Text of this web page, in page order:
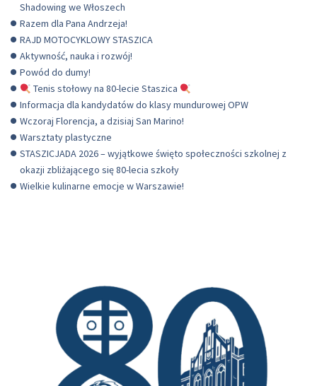
Shadowing we Włoszech
Razem dla Pana Andrzeja!
RAJD MOTOCYKLOWY STASZICA
Aktywność, nauka i rozwój!
Powód do dumy!
Tenis stołowy na 80-lecie Staszica
Informacja dla kandydatów do klasy mundurowej OPW
Wczoraj Florencja, a dzisiaj San Marino!
Warsztaty plastyczne
STASZICJADA 2026 – wyjątkowe święto społeczności szkolnej z
okazji zbliżającego się 80-lecia szkoły
Wielkie kulinarne emocje w Warszawie!